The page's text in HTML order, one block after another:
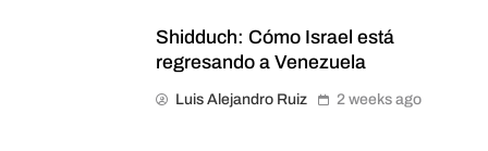
Shidduch: Cómo Israel está
regresando a Venezuela
Luis Alejandro Ruiz 2 weeks ago